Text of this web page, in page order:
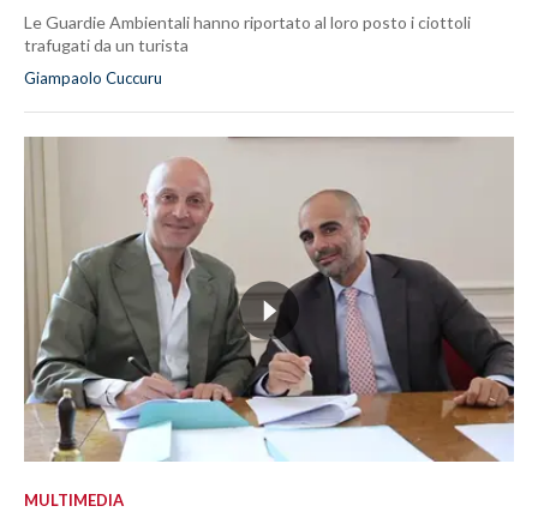
Le Guardie Ambientali hanno riportato al loro posto i ciottoli
trafugati da un turista
Giampaolo Cuccuru
MULTIMEDIA